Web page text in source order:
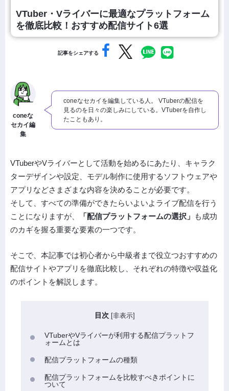
VTuber・Vライバーに最適なプラットフォーム
を徹底比較！おすすめ配信サイト6選
記事をシェアする
coneな
セカイ編
集
coneなセカイを編集している人。 VTuberの配信を
見るのを日々の楽しみにしている。VTuberを自作し
たこともあり。
VTuberやVライバーとして活動を始めるにあたり、キャラク
ターデザインや設定、モデル制作に使用するソフトウェアや
アプリなどさまざまな内容を決めることが必要です。
そして、すべての準備ができたらいよいよライブ配信を行う
ことになりますが、
「配信プラットフォームの選択」
も成功
のカギを握る重要な要素の一つです。
そこで、本記事では初心者から中級者まで役立つおすすめの
配信サイトやアプリを徹底比較し、それぞれの特徴や収益化
のポイントを解説します。
目次 [非表示]
VTuberやVライバーが利用する配信プラットフ
ォームとは
配信プラットフォームの種類
配信プラットフォームを比較すべきポイントに
ついて